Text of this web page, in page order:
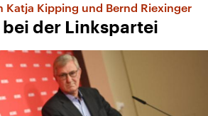
Katja Kipping und Bernd Riexinger
bei der Linkspartei